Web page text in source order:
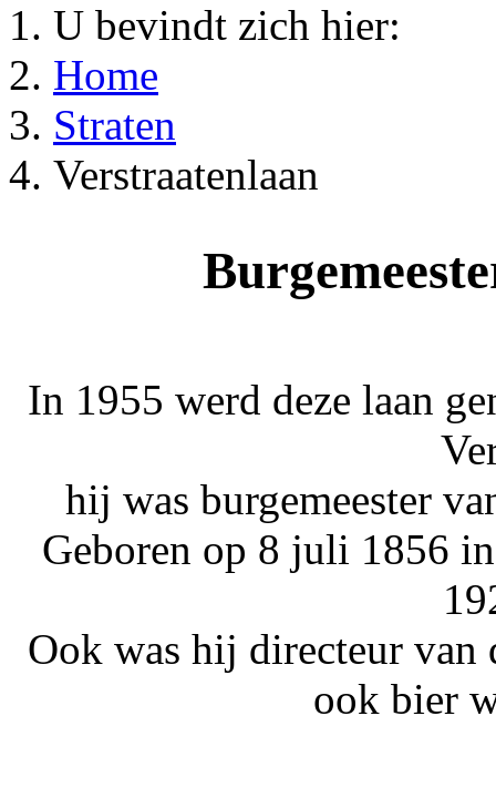
U bevindt zich hier:
Home
Straten
Verstraatenlaan
In 1955 werd deze laan
hij was burgemeester
Geboren op 8 juli 1856
Ook was hij directeur van
ook bier